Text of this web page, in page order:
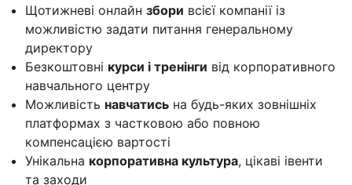
Щотижневі онлайн збори всієї компанії із
можливістю задати питання генеральному
директору
Безкоштовні курси і тренінги від корпоративного
навчального центру
Можливість навчатись на будь-яких зовнішніх
платформах з частковою або повною
компенсацією вартості
Унікальна корпоративна культура, цікаві івенти
та заходи